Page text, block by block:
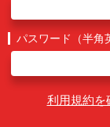
パスワード（半角
利用規約を